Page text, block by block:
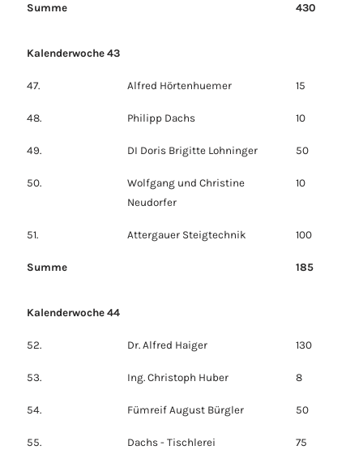
Summe 430
Kalenderwoche 43
47. Alfred Hörtenhuemer 15
48. Philipp Dachs 10
49. DI Doris Brigitte Lohninger 50
50.
Wolfgang und Christine
Neudorfer
10
51. Attergauer Steigtechnik 100
Summe 185
Kalenderwoche 44
52. Dr. Alfred Haiger 130
53. Ing. Christoph Huber 8
54. Fümreif August Bürgler 50
55. Dachs - Tischlerei 75